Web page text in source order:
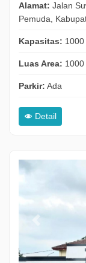
Alamat: Jalan
Pemuda,
Kapasitas: 1000
Luas Area: 1000
Parkir: Ada
Detail